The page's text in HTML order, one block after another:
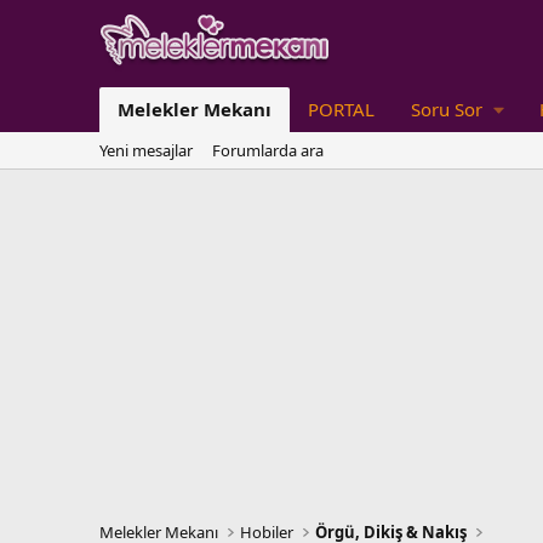
Melekler Mekanı PORTAL Soru Sor
Yeni mesajlar Forumlarda ara
Melekler Mekanı Hobiler Örgü, Dikiş & Nakış